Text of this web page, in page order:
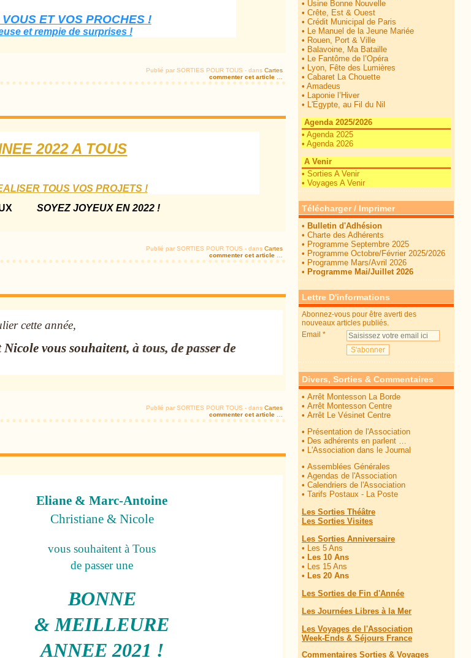
ET VOS PROCHES !
et rempie de surprises !
Publié par SORTIES POUR TOUS -dans Cartes
commenter cet article
2022 A TOUS
TOUS VOS PROJETS !
SOYEZ JOYEUX EN 2022 !
Publié par SORTIES POUR TOUS -dans Cartes
commenter cet article
cette année,
vous souhaitent, à tous, de passer de
Publié par SORTIES POUR TOUS -dans Cartes
commenter cet article
Eliane & Marc-Antoine
Christiane & Nicole
vous souhaitent à Tous
de passer une
BONNE
& MEILLEURE
ANNEE 2021 !
• Usine Bonne Nouvelle
• Crête, Est & Ouest
• Crédit Municipal de Paris
• Le Manuel de la Jeune Mariée
• Rouen, Port & Ville
• Balavoine, Ma Bataille
• Le Fantôme de l’Opéra
• Lyon, Fête des Lumières
• Cabaret La Chouette
• Amadeus
• Laponie l’Hiver
• L'Egypte, au Fil du Nil
Agenda 2025/2026
• Agenda 2025
• Agenda 2026
A Venir
• Sorties A Venir
• Voyages A Venir
Télécharger / Imprimer
• Bulletin d'Adhésion
• Charte des Adhérents
• Programme Septembre 2025
• Programme Octobre/Février 2025/2026
• Programme Mars/Avril 2026
• Programme Mai/Juillet 2026
Lettre D'informations
Abonnez-vous pour être averti des
nouveaux articles publiés.
Email
Divers, Sorties & Commentaires
• Arrêt Montesson La Borde
• Arrêt Montesson Centre
• Arrêt Le Vésinet Centre
• Présentation de l'Association
• Des adhérents en parlent …
• L'Association dans le Journal
• Assemblées Générales
• Agendas de l'Association
• Calendriers de l'Association
• Tarifs Postaux - La Poste
Les Sorties Théâtre
Les Sorties Visites
Les Sorties Anniversaire
• Les 5 Ans
• Les 10 Ans
• Les 15 Ans
• Les 20 Ans
Les Sorties de Fin d'Année
Les Journées Libres à la Mer
Les Voyages de l'Association
Week-Ends & Séjours France
Commentaires Sorties & Voyages